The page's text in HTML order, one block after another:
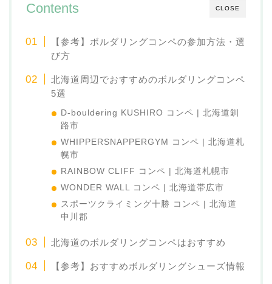
CLOSE
Contents
【参考】ボルダリングコンペの参加方法・選
び方
北海道周辺でおすすめのボルダリングコンペ
5選
D-bouldering KUSHIRO コンペ | 北海道釧
路市
WHIPPERSNAPPERGYM コンペ | 北海道札
幌市
RAINBOW CLIFF コンペ | 北海道札幌市
WONDER WALL コンペ | 北海道帯広市
スポーツクライミング十勝 コンペ | 北海道
中川郡
北海道のボルダリングコンペはおすすめ
【参考】おすすめボルダリングシューズ情報